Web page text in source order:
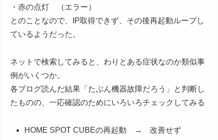
・赤の点灯 （エラー）
とのことなので、IP取得できず、その後再起動ループし
ているようだった。
ネットで検索してみると、わりとある症状なのか類似事
例がいくつか。
各ブログ読んだ結果「たぶん機器故障だろう」と判断し
たものの、一応確認のためにいろいろチェックしてみる
HOME SPOT CUBEの再起動 → 改善せず